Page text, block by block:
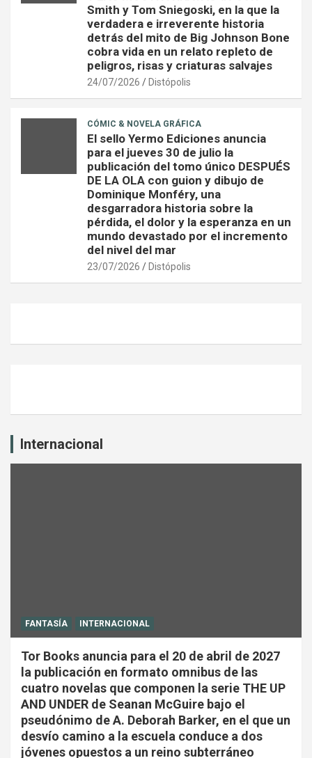
Smith y Tom Sniegoski, en la que la
verdadera e irreverente historia
detrás del mito de Big Johnson Bone
cobra vida en un relato repleto de
peligros, risas y criaturas salvajes
24/07/2026 Distópolis
CÓMIC & NOVELA GRÁFICA
El sello Yermo Ediciones anuncia
para el jueves 30 de julio la
publicación del tomo único DESPUÉS
DE LA OLA con guion y dibujo de
Dominique Monféry, una
desgarradora historia sobre la
pérdida, el dolor y la esperanza en un
mundo devastado por el incremento
del nivel del mar
23/07/2026 Distópolis
Internacional
FANTASÍA INTERNACIONAL
Tor Books anuncia para el 20 de abril de 2027
la publicación en formato omnibus de las
cuatro novelas que componen la serie THE UP
AND UNDER de Seanan McGuire bajo el
pseudónimo de A. Deborah Barker, en el que un
desvío camino a la escuela conduce a dos
jóvenes opuestos a un reino subterráneo